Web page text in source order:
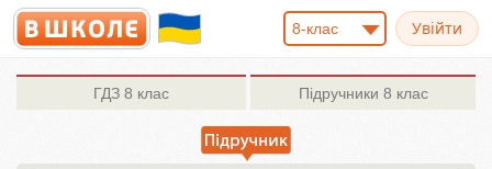
8-клас
ГДЗ 8 клас Підручники 8 клас